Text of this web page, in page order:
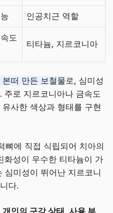
인공치근 역할
도
티타늄, 지르코니아
떠 만든 보철물로, 심미성
주로 지르코니아나 금속도
사한 색상과 형태를 구현
뼈에 직접 식립되어 치아의
화성이 우수한 티타늄이 가
심미성이 뛰어난 지르코니
다.